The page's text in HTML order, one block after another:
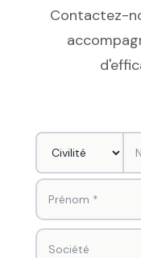
Contactez-